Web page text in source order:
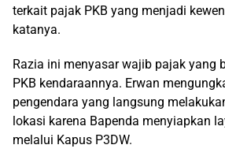
terkait pajak PKB yang menjadi
katanya.
Razia ini menyasar wajib pajak yang
PKB kendaraannya. Erwan
pengendara yang langsung
lokasi karena Bapenda menyiapkan
melalui Kapus P3DW.